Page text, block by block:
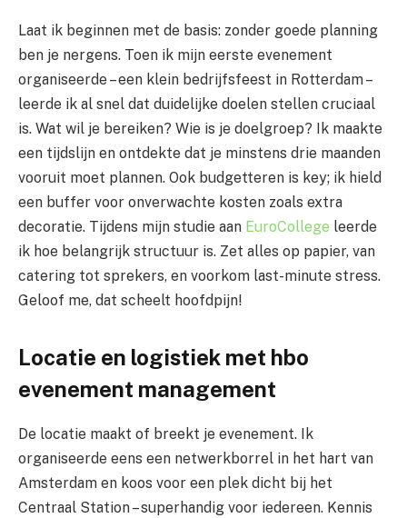
Laat ik beginnen met de basis: zonder goede planning
ben je nergens. Toen ik mijn eerste evenement
organiseerde – een klein bedrijfsfeest in Rotterdam –
leerde ik al snel dat duidelijke doelen stellen cruciaal
is. Wat wil je bereiken? Wie is je doelgroep? Ik maakte
een tijdslijn en ontdekte dat je minstens drie maanden
vooruit moet plannen. Ook budgetteren is key; ik hield
een buffer voor onverwachte kosten zoals extra
decoratie. Tijdens mijn studie aan EuroCollege leerde
ik hoe belangrijk structuur is. Zet alles op papier, van
catering tot sprekers, en voorkom last-minute stress.
Geloof me, dat scheelt hoofdpijn!
Locatie en logistiek met hbo
evenement management
De locatie maakt of breekt je evenement. Ik
organiseerde eens een netwerkborrel in het hart van
Amsterdam en koos voor een plek dicht bij het
Centraal Station – superhandig voor iedereen. Kennis